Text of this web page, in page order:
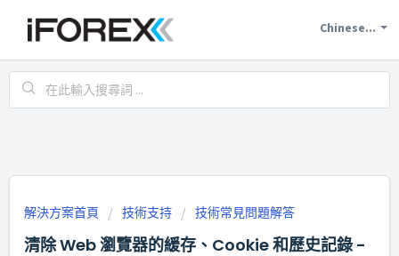
Chinese...
解決方案首頁 技術支持 技術常見問題解答
清除 Web 瀏覽器的緩存、Cookie 和歷史記錄 -